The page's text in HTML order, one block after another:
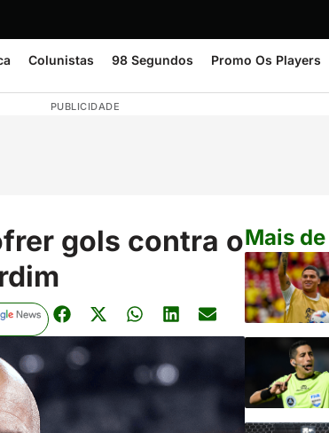
Colunistas 98 Segundos Promo Os Players
PUBLICIDADE
gols contra oMais